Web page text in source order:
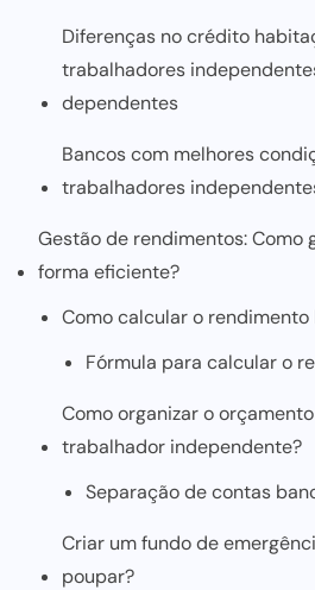
Diferenças no crédito
trabalhadores
dependentes
Bancos com melhores
trabalhadores
Gestão de rendimentos: Como
forma eficiente?
Como calcular o
Fórmula para calcular o
Como organizar o
trabalhador independente?
Separação de contas
Criar um fundo de
poupar?